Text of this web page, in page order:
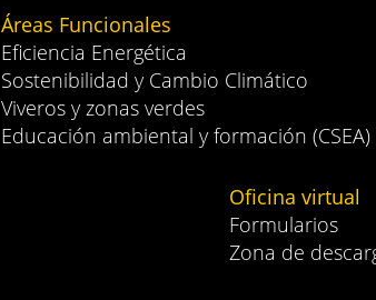
Áreas Funcionales
Eficiencia Energética
Sostenibilidad y Cambio Climático
Viveros y zonas verdes
Educación ambiental y formación (CSEA)
Oficina virtual
Formularios
Zona de